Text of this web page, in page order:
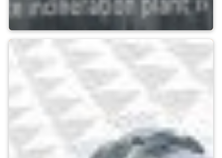
Application